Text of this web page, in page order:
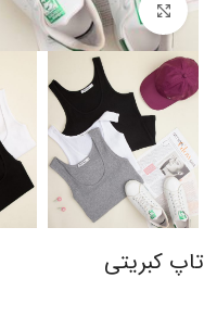
برای بزرگنمایی کلیک کنید
تاپ کبریتی